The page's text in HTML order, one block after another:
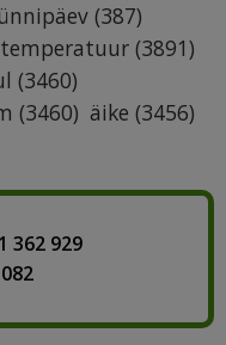
(387)
temperatuur (3891)
(3460)
(3460) äike (3456)
362 929